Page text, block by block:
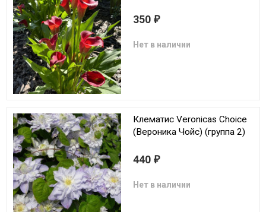
350 ₽
Нет в наличии
Клематис Veronicas Choice
(Вероника Чойс) (группа 2)
440 ₽
Нет в наличии